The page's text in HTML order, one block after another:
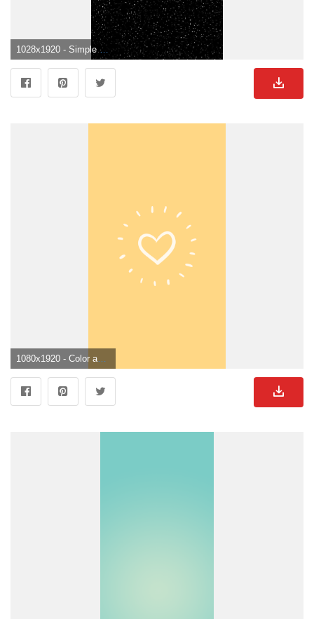
1028x1920 - Simple Phone Wallpapers - Top gratis fondos simples de teléfono. Fondo de pantalla sencillos.